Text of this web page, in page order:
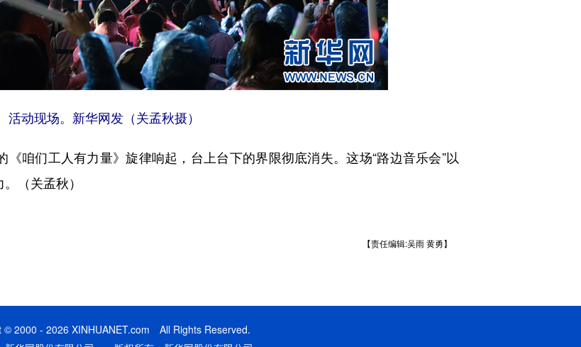
活动现场。新华网发（关孟秋摄）
们工人有力量》旋律响起，台上台下的界限彻底消失。这场“路边音乐会”以
（关孟秋）
【责任编辑:吴雨 黄勇】
© 2000 - 2026 XINHUANET.com All Rights Reserved.